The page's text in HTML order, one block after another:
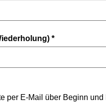
*
per E-Mail über Beginn und